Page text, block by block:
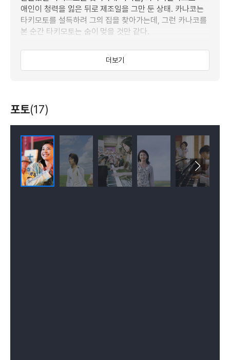
애인이 청력을 잃은 뒤로 제조일을 그만 둔 상태. 카나코는
타키모토를 설득하려 그의 집을 찾아가는데, 그런 카나코를
본 순간 타키모토는 숨이 멎을 것만 같다.
사랑의 세레나데 ‘영원’의 시작
그 무렵 천국에서는 쇼코가 겐타에게 말을 건네고 있었다.
겐타는 쇼코의 도움을 받아 그녀가 작곡한 미완의 피아노 곡
천국과 지상이 하나가 될 때
사랑을 이루지 못한 채 천국에 올라간 피아니스트 쇼코,
그녀의 도움을 받아 “영원”을 완성해 가는 켄타, 지상에서는
죽은 이모를 그리워하며 마을의 불꽃놀이를 다시 여는
카나코, “연화”를 만들어 달라는 부탁에 갈등하는
더보기
포토(17)